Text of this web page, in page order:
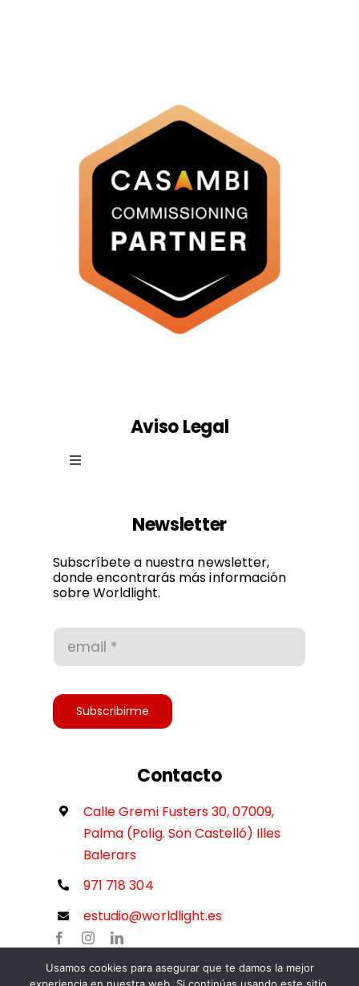
Aviso Legal
Toggle
Política de privacidad
Accesibilidad
Newsletter
Subscríbete a nuestra newsletter,
donde encontrarás más información
sobre Worldlight.
Subscribirme
Contacto
Calle Gremi Fusters 30, 07009,
Palma (Polig. Son Castelló) Illes
Balerars
971 718 304
estudio@worldlight.es
Usamos cookies para asegurar que te damos la mejor